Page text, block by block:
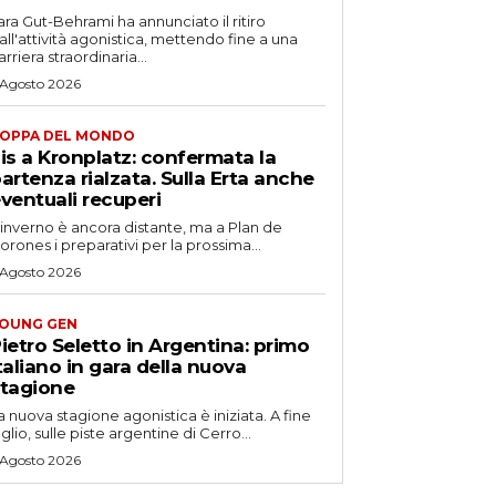
Gut-Behrami ha annunciato il ritiro
agonistica, mettendo fine a una
straordinaria...
2026
DEL MONDO
a Kronplatz: confermata la
rialzata. Sulla Erta anche
recuperi
è ancora distante, ma a Plan de
i preparativi per la prossima...
2026
GEN
Seletto in Argentina: primo
in gara della nuova
nuova stagione agonistica è iniziata. A fine
sulle piste argentine di Cerro...
2026